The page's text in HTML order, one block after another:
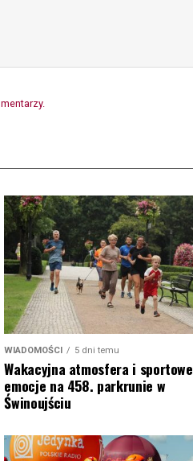
WIADOMOŚCI 5 dni temu
Wakacyjna atmosfera i sportowe
emocje na 458. parkrunie w
Świnoujściu